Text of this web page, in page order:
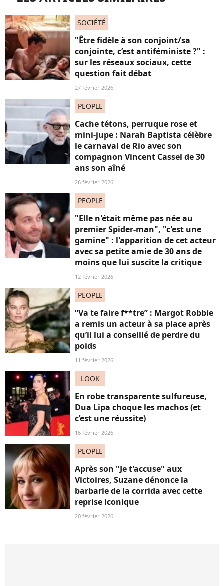
SOCIÉTÉ
"Être fidèle à son conjoint/sa
conjointe, c’est antiféministe ?" :
sur les réseaux sociaux, cette
question fait débat
27 février 2026
PEOPLE
Cache tétons, perruque rose et
mini-jupe : Narah Baptista célèbre
le carnaval de Rio avec son
compagnon Vincent Cassel de 30
ans son aîné
26 février 2026
PEOPLE
"Elle n'était même pas née au
premier Spider-man", "c'est une
gamine" : l'apparition de cet acteur
avec sa petite amie de 30 ans de
moins que lui suscite la critique
12 février 2026
PEOPLE
“Va te faire f**tre” : Margot Robbie
a remis un acteur à sa place après
qu’il lui a conseillé de perdre du
poids
11 février 2026
LOOK
En robe transparente sulfureuse,
Dua Lipa choque les machos (et
c’est une réussite)
16 février 2026
PEOPLE
Après son "Je t'accuse" aux
Victoires, Suzane dénonce la
barbarie de la corrida avec cette
reprise iconique
20 février 2026